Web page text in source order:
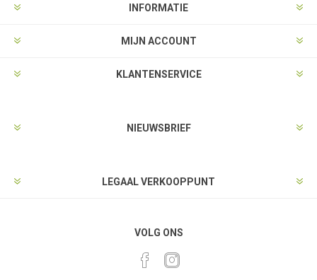
INFORMATIE
MIJN ACCOUNT
KLANTENSERVICE
NIEUWSBRIEF
LEGAAL VERKOOPPUNT
VOLG ONS